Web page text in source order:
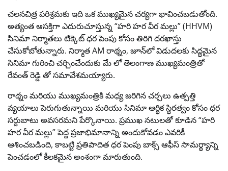
చలనచిత్ర పరిశ్రమకు ఇది ఒక ముఖ్యమైన చర్యగా భావించబడుతోంది.
అత్యంత ఆసక్తిగా ఎదురుచూస్తున్న “హరి హర వీర మల్లు” (HHVM)
సినిమా నిర్మాతలు టిక్కెట్ ధర పెంపు కోసం తిరిగి దరఖాస్తు
చేసుకోబోతున్నారు. నిర్మాత AM రాథ్నం, జూన్‌లో విడుదలకు సిద్ధమైన
సినిమా గురించి చర్చించేందుకు మే లో తెలంగాణ ముఖ్యమంత్రితో
రేవంత్ రెడ్డి తో సమావేశమయ్యారు.
రాథ్నం మరియు ముఖ్యమంత్రికి మధ్య జరిగిన చర్చలు ఉత్పత్తి
వ్యయాలు పెరుగుతున్నాయి మరియు సినిమా ఆర్థిక స్థిరత్వం కోసం ధర
సర్దుబాటు అవసరమని పేర్కొనాయి. ప్రముఖ నటులతో కూడిన “హరి
హర వీర మల్లు” పెద్ద ప్రజాభిమానాన్ని అందుకోవడం ఎవరికీ
ఆశించబడింది, కాబట్టి ప్రతిపాదిత ధర పెంపు బాక్స్ ఆఫీస్ సామర్థ్యాన్ని
పెంచడంలో కీలకమైన అంశంగా మారుతుంది.